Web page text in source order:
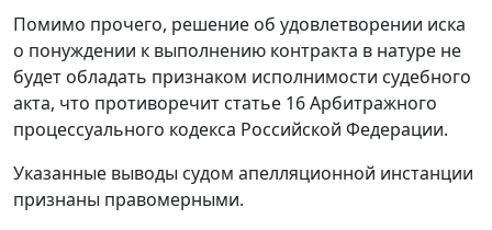
Помимо прочего, решение об удовлетворении иска
о понуждении к выполнению контракта в натуре не
будет обладать признаком исполнимости судебного
акта, что противоречит статье 16Арбитражного
процессуального кодекса Российской Федерации.
Указанные выводы судом апелляционной инстанции
признаны правомерными.